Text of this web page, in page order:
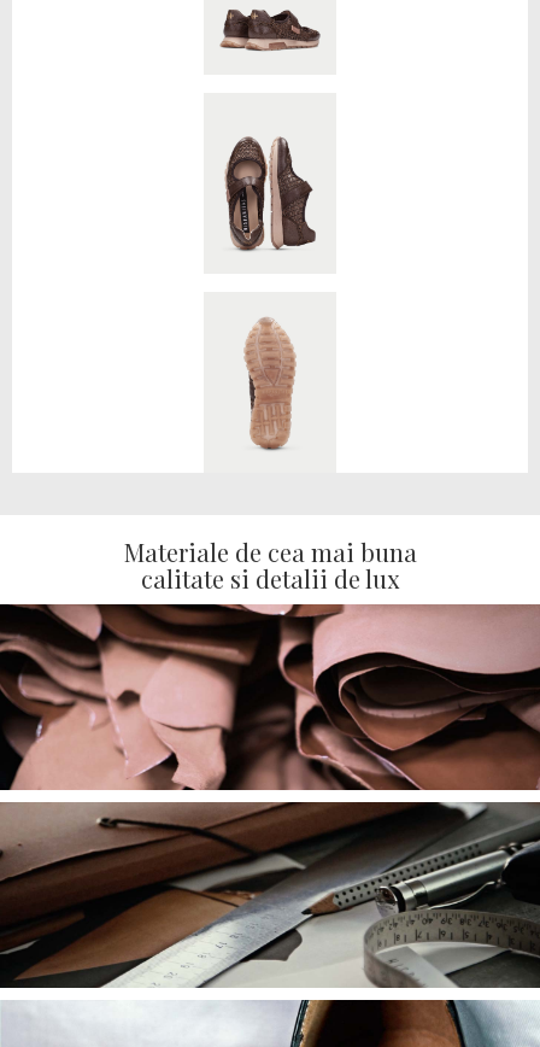
Materiale de cea mai buna
calitate si detalii de lux